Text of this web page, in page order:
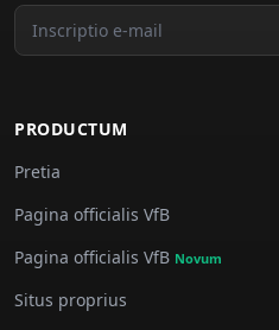
PRODUCTUM
Pretia
Pagina officialis VfB
Pagina officialis VfB Novum
Situs proprius